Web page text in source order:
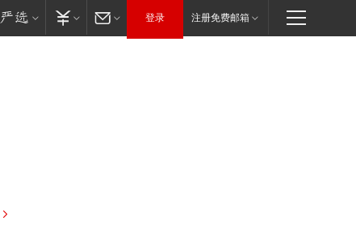
登录 注册免费邮箱